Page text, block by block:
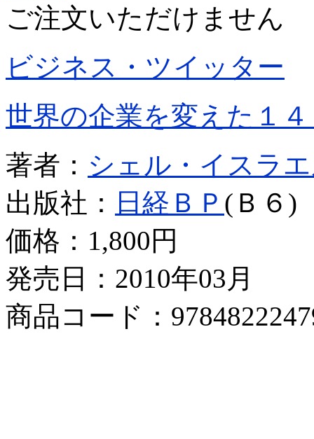
ご注文いただけません
ビジネス・ツイッター
世界の企業を変えた１
著者： シェル・イスラ
出版社：
日経ＢＰ (Ｂ６)
価格： 1,800円
発売日：2010年03月
商品コード：